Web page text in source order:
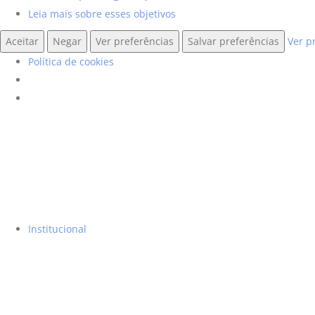
Leia mais sobre esses objetivos
Aceitar Negar Ver preferências Salvar preferências
Ver
Política de cookies
Institucional